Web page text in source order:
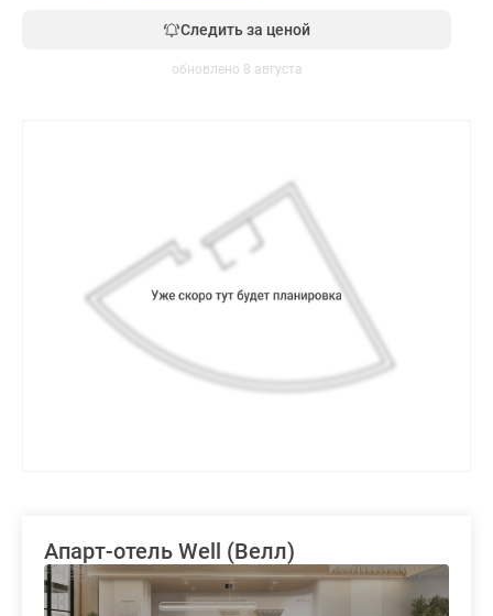
Следить за ценой
обновлено 8 августа
Апарт-отель Well (Велл)